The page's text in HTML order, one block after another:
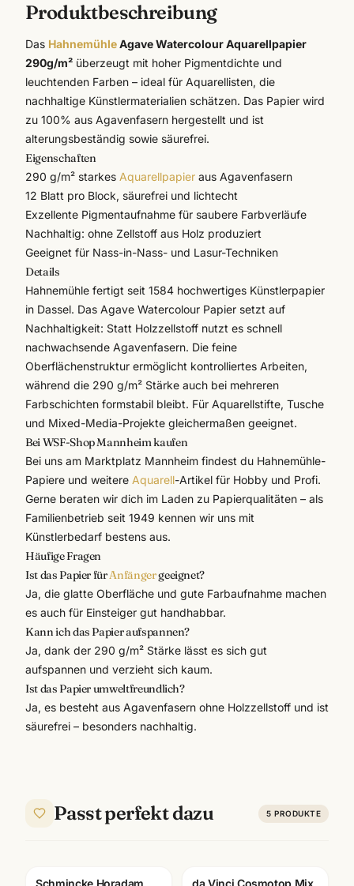
Produktbeschreibung
Das HahnemühleAgave Watercolour Aquarellpapier
290g/m² überzeugt mit hoher Pigmentdichte und
leuchtenden Farben – ideal für Aquarellisten, die
nachhaltige Künstlermaterialien schätzen. Das Papier wird
zu 100% aus Agavenfasern hergestellt und ist
alterungsbeständig sowie säurefrei.
Eigenschaften
290 g/m² starkes Aquarellpapier aus Agavenfasern
12 Blatt pro Block, säurefrei und lichtecht
Exzellente Pigmentaufnahme für saubere Farbverläufe
Nachhaltig: ohne Zellstoff aus Holz produziert
Geeignet für Nass-in-Nass- und Lasur-Techniken
Details
Hahnemühle fertigt seit 1584 hochwertiges Künstlerpapier
in Dassel. Das Agave Watercolour Papier setzt auf
Nachhaltigkeit: Statt Holzzellstoff nutzt es schnell
nachwachsende Agavenfasern. Die feine
Oberflächenstruktur ermöglicht kontrolliertes Arbeiten,
während die 290 g/m² Stärke auch bei mehreren
Farbschichten formstabil bleibt. Für Aquarellstifte, Tusche
und Mixed-Media-Projekte gleichermaßen geeignet.
Bei WSF-Shop Mannheim kaufen
Bei uns am Marktplatz Mannheim findest du Hahnemühle-
Papiere und weitere Aquarell-Artikel für Hobby und Profi.
Gerne beraten wir dich im Laden zu Papierqualitäten – als
Familienbetrieb seit 1949 kennen wir uns mit
Künstlerbedarf bestens aus.
Häufige Fragen
Ist das Papier fürAnfängergeeignet?
Ja, die glatte Oberfläche und gute Farbaufnahme machen
es auch für Einsteiger gut handhabbar.
Kann ich das Papier aufspannen?
Ja, dank der 290 g/m² Stärke lässt es sich gut
aufspannen und verzieht sich kaum.
Ist das Papier umweltfreundlich?
Ja, es besteht aus Agavenfasern ohne Holzzellstoff und ist
säurefrei – besonders nachhaltig.
Passt perfekt dazu 5 PRODUKTE